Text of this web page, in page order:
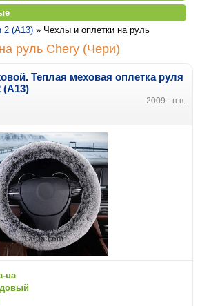
2 (A13) » Чехлы и оплетки на руль
руль Chery (Чери)
Теплая меховая оплетка руля
2009 - н.в.
ua